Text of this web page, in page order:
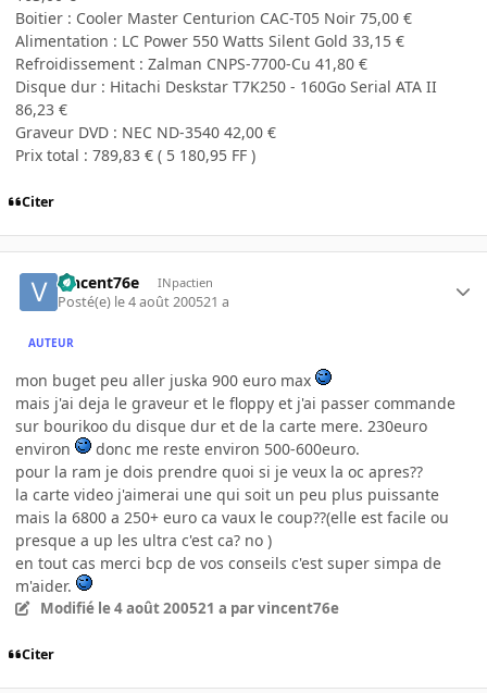
Boitier : Cooler Master Centurion CAC-T05 Noir 75,00 €
Alimentation : LC Power 550 Watts Silent Gold 33,15 €
Refroidissement : Zalman CNPS-7700-Cu 41,80 €
Disque dur : Hitachi Deskstar T7K250 - 160Go Serial ATA II
86,23 €
Graveur DVD : NEC ND-3540 42,00 €
Prix total : 789,83 € ( 5 180,95 FF )
Citer
vincent76e INpactien
Posté(e) le 4 août 200521 a
AUTEUR
mon buget peu aller juska 900 euro max
mais j'ai deja le graveur et le floppy et j'ai passer commande
sur bourikoo du disque dur et de la carte mere. 230euro
environ
donc me reste environ 500-600euro.
pour la ram je dois prendre quoi si je veux la oc apres??
la carte video j'aimerai une qui soit un peu plus puissante
mais la 6800 a 250+ euro ca vaux le coup??(elle est facile ou
presque a up les ultra c'est ca? no )
en tout cas merci bcp de vos conseils c'est super simpa de
m'aider.
Modifié le 4 août 200521 a par vincent76e
Citer